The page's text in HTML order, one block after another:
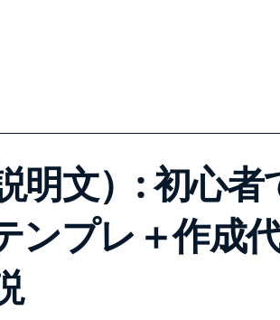
明文）: 初心者
ンプレ＋作成